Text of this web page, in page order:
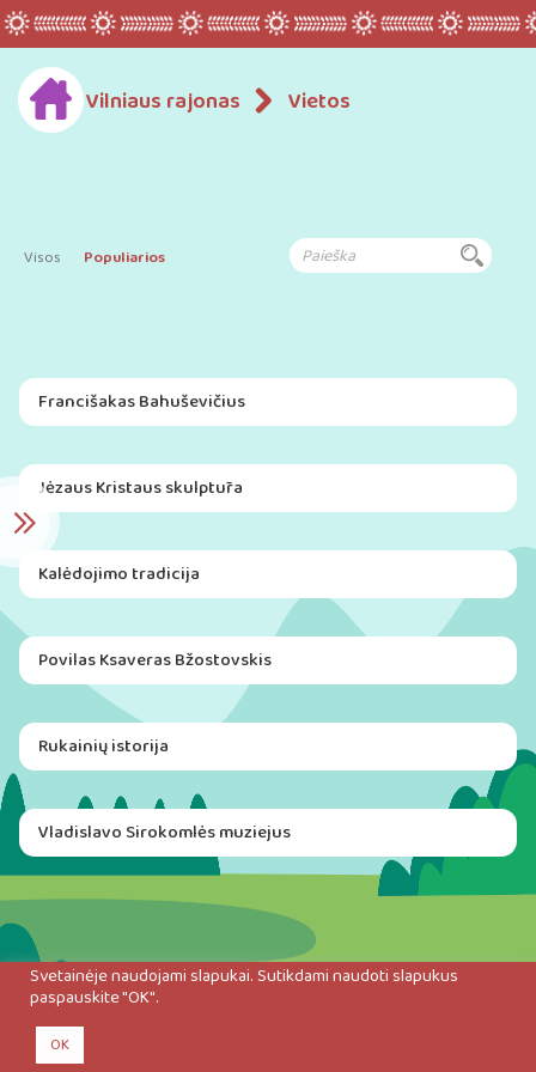
Vilniaus rajonas Vietos
Visos Populiarios
Francišakas Bahuševičius
Jėzaus Kristaus skulptūra
Kalėdojimo tradicija
Povilas Ksaveras Bžostovskis
Rukainių istorija
Vladislavo Sirokomlės muziejus
Svetainėje naudojami slapukai. Sutikdami naudoti slapukus
paspauskite "OK".
OK